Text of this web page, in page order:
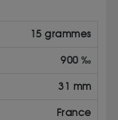
15 grammes
900 ‰
31 mm
France